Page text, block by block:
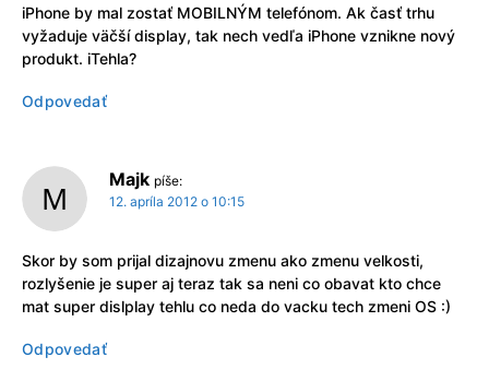
iPhone by mal zostať MOBILNÝM telefónom. Ak časť trhu
vyžaduje väčší display, tak nech vedľa iPhone vznikne nový
produkt. iTehla?
Odpovedať
Majk píše:
12. apríla 2012 o 10:15
Skor by som prijal dizajnovu zmenu ako zmenu velkosti,
rozlyšenie je super aj teraz tak sa neni co obavat kto chce
mat super dislplay tehlu co neda do vacku tech zmeni OS :)
Odpovedať